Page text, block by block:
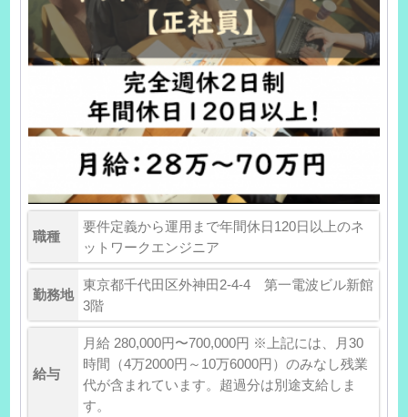
職種
要件定義から運用まで年間休日120日以上のネ
ットワークエンジニア
勤務地
東京都千代田区外神田2-4-4 第一電波ビル新館
3階
給与
月給 280,000円〜700,000円 ※上記には、月30
時間（4万2000円～10万6000円）のみなし残業
代が含まれています。超過分は別途支給しま
す。